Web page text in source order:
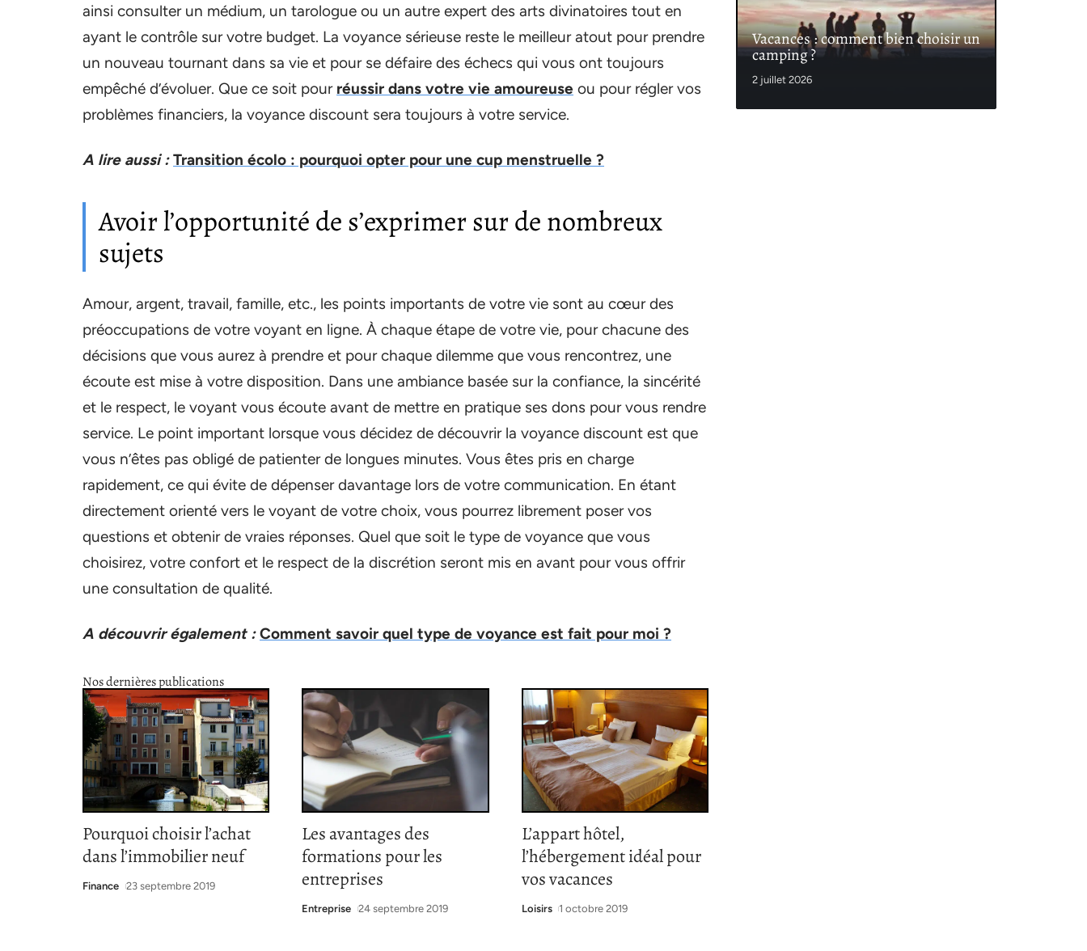
ainsi consulter un médium, un tarologue ou un autre expert des arts divinatoires tout en
ayant le contrôle sur votre budget. La voyance sérieuse reste le meilleur atout pour prendre
un nouveau tournant dans sa vie et pour se défaire des échecs qui vous ont toujours
empêché d’évoluer. Que ce soit pour réussir dans votre vie amoureuse ou pour régler vos
problèmes financiers, la voyance discount sera toujours à votre service.
A lire aussi : Transition écolo : pourquoi opter pour une cup menstruelle ?
Avoir l’opportunité de s’exprimer sur de nombreux
sujets
Amour, argent, travail, famille, etc., les points importants de votre vie sont au cœur des
préoccupations de votre voyant en ligne. À chaque étape de votre vie, pour chacune des
décisions que vous aurez à prendre et pour chaque dilemme que vous rencontrez, une
écoute est mise à votre disposition. Dans une ambiance basée sur la confiance, la sincérité
et le respect, le voyant vous écoute avant de mettre en pratique ses dons pour vous rendre
service. Le point important lorsque vous décidez de découvrir la voyance discount est que
vous n’êtes pas obligé de patienter de longues minutes. Vous êtes pris en charge
rapidement, ce qui évite de dépenser davantage lors de votre communication. En étant
directement orienté vers le voyant de votre choix, vous pourrez librement poser vos
questions et obtenir de vraies réponses. Quel que soit le type de voyance que vous
choisirez, votre confort et le respect de la discrétion seront mis en avant pour vous offrir
une consultation de qualité.
A découvrir également : Comment savoir quel type de voyance est fait pour moi ?
Nos dernières publications
Pourquoi choisir l’achat
dans l’immobilier neuf
Finance 23 septembre 2019
Les avantages des
formations pour les
entreprises
Entreprise 24 septembre 2019
L’appart hôtel,
l’hébergement idéal pour
vos vacances
Loisirs 1 octobre 2019
Vacances : comment bien choisir un
camping ?
2 juillet 2026